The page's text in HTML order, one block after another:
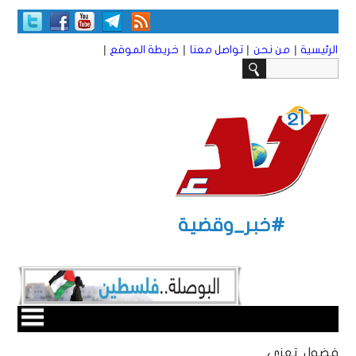
الرئيسية | من نحن | تواصل معنا | خريطة الموقع |
#خبر_وقضية
فضول تعزي